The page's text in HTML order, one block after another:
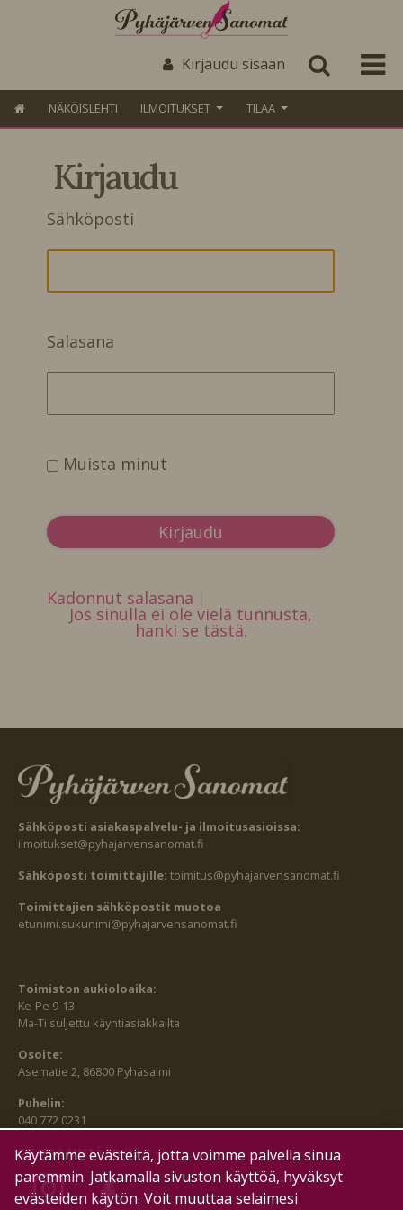
Kirjaudu sisään
NÄKÖISLEHTI ILMOITUKSET TILAA
Kirjaudu
Sähköposti
Salasana
Muista minut
Kadonnut salasana
Jos sinulla ei ole vielä tunnusta,
hanki se tästä.
Sähköposti asiakaspalvelu- ja ilmoitusasioissa:
ilmoitukset@pyhajarvensanomat.fi
Sähköposti toimittajille: toimitus@pyhajarvensanomat.fi
Toimittajien sähköpostit muotoa
etunimi.sukunimi@pyhajarvensanomat.fi
Toimiston aukioloaika:
Ke-Pe 9-13
Ma-Ti suljettu käyntiasiakkailta
Osoite:
Asematie 2, 86800 Pyhäsalmi
Puhelin:
040 772 0231
SEURAA MEITÄ MYÖS:
Käytämme evästeitä, jotta voimme palvella sinua
paremmin. Jatkamalla sivuston käyttöä, hyväksyt
evästeiden käytön. Voit muuttaa selaimesi